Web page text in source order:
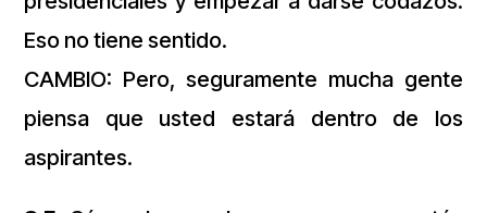
Eso no tiene sentido.
CAMBIO: Pero, seguramente mucha gente
piensa que usted estará dentro de los
aspirantes.